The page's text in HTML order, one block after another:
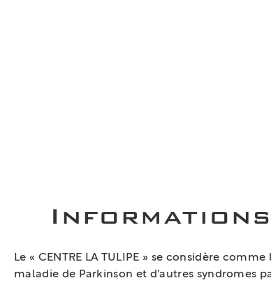
Le « CENTRE LA TULIPE » se considère
maladie de Parkinson et d'autres syndromes